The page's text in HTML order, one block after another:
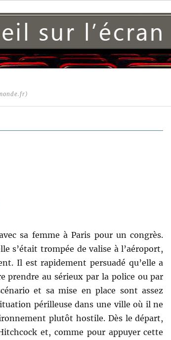
sa femme à Paris pour un congrès.
s’était trompée de valise à l’aéroport,
Il est rapidement persuadé qu’elle a
prendre au sérieux par la police ou par
et sa mise en place sont assez
périlleuse dans une ville où il ne
plutôt hostile. Dès le départ,
et, comme pour appuyer cette